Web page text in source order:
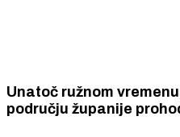
Unatoč ružnom
području županije